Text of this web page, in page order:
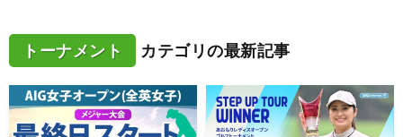
トーナメント カテゴリの最新記事